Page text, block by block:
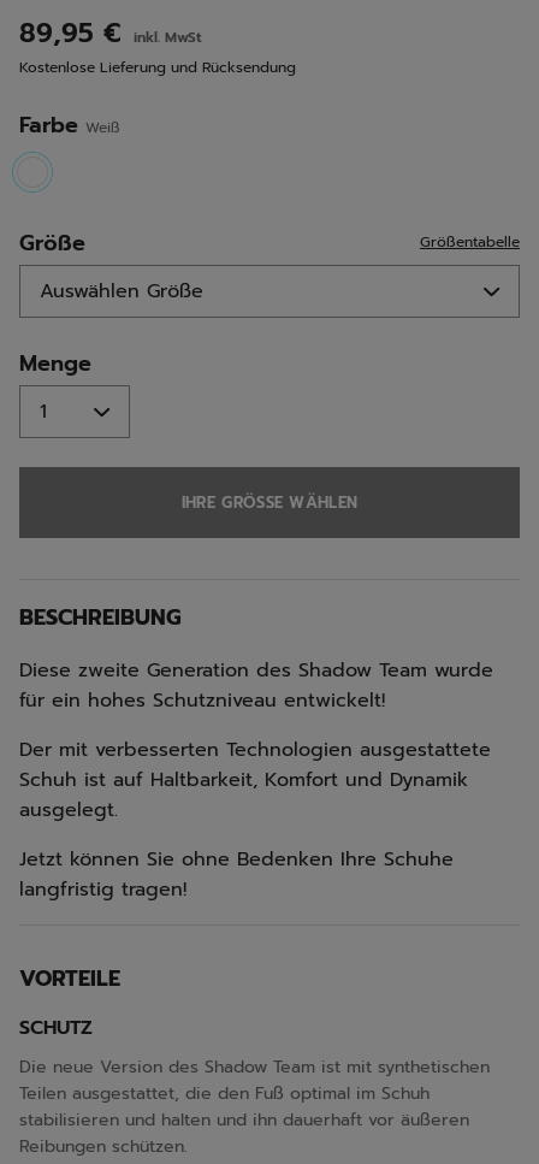
Link
auf
derselben
89,95 €
inkl. MwSt
Kostenlose Lieferung und Rücksendung
Farbe Weiß
selected
Größe Größentabelle
Menge
IHRE GRÖSSE WÄHLEN
BESCHREIBUNG
Diese zweite Generation des Shadow Team wurde
für ein hohes Schutzniveau entwickelt!
Der mit verbesserten Technologien ausgestattete
Schuh ist auf Haltbarkeit, Komfort und Dynamik
ausgelegt.
Jetzt können Sie ohne Bedenken Ihre Schuhe
langfristig tragen!
VORTEILE
SCHUTZ
Die neue Version des Shadow Team ist mit synthetischen
Teilen ausgestattet, die den Fuß optimal im Schuh
stabilisieren und halten und ihn dauerhaft vor äußeren
Reibungen schützen.